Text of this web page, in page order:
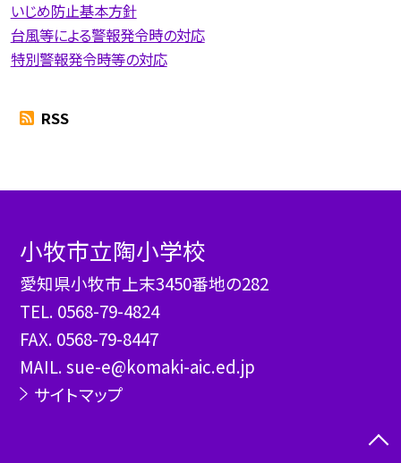
いじめ防止基本方針
台風等による警報発令時の対応
特別警報発令時等の対応
RSS
小牧市立陶小学校
愛知県小牧市上末3450番地の282
TEL. 0568-79-4824
FAX. 0568-79-8447
MAIL. sue-e@komaki-aic.ed.jp
サイトマップ